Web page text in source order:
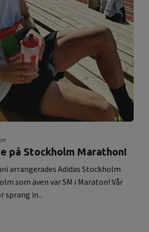
på Stockholm Marathon!
arrangerades Adidas Stockholm
som även var SM i Maraton! Vår
sprang in...